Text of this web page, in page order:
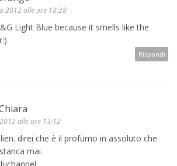
2012 alle ore 18:28
Light Blue because it smells like the
Rispondi
alle ore 13:12
direi che è il profumo in assoluto che
mai.